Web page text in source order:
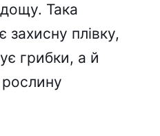
Така
захисну плівку,
грибки, а й